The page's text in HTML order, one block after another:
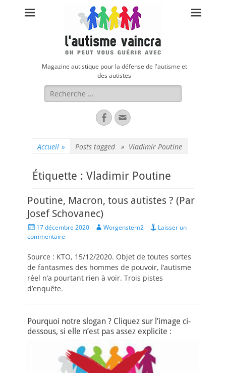
Magazine autistique pour la défense de l'autisme et
des autistes
Rechercher :
FacebookAdresse
de
Accueil » Posts tagged » Vladimir Poutine
Étiquette : Vladimir Poutine
Poutine, Macron, tous autistes ? (Par
Josef Schovanec)
Posted
on
17 décembre 2020 AuthorWorgenstern2
Laisser un
commentaire
Source : KTO, 15/12/2020. Objet de toutes sortes
de fantasmes des hommes de pouvoir, l’autisme
réel n’a pourtant rien à voir. Trois pistes
d’enquête.
Pourquoi notre slogan ? Cliquez sur l’image ci-
dessous, si elle n’est pas assez explicite :